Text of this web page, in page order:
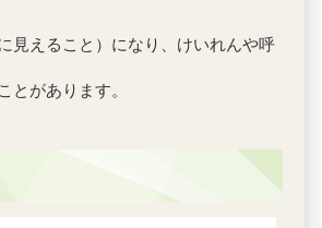
見えること）になり、けいれんや呼
があります。